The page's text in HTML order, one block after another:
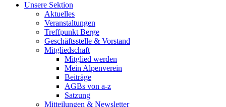
Unsere Sektion
Aktuelles
Veranstaltungen
Treffpunkt Berge
Geschäftsstelle & Vorstand
Mitgliedschaft
Mitglied werden
Mein Alpenverein
Beiträge
AGBs von a-z
Satzung
Mitteilungen & Newsletter